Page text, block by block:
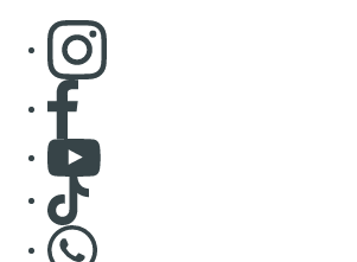
Consulter page Instagram
Consulter page Facebook
Consulter Youtube
Consulter TikTok